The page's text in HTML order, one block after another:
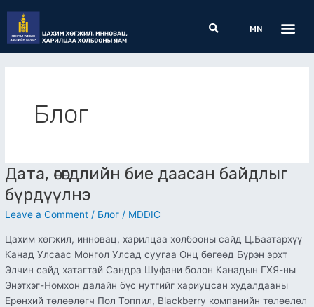
content
Search
MN
Блог
Дата, өгөгдлийн бие даасан байдлыг
бүрдүүлнэ
Leave a Comment / Блог / MDDIC
Цахим хөгжил, инновац, харилцаа холбооны сайд Ц.Баатархүү
Канад Улсаас Монгол Улсад суугаа Онц бөгөөд Бүрэн эрхт
Элчин сайд хатагтай Сандра Шуфани болон Канадын ГХЯ-ны
Энэтхэг-Номхон далайн бүс нутгийг хариуцсан худалдааны
Ерөнхий төлөөлөгч Пол Топпил, Blackberry компанийн төлөөлөл
Дата,
өгөгдлийн
бие
даасан
бүрдүүлнэ